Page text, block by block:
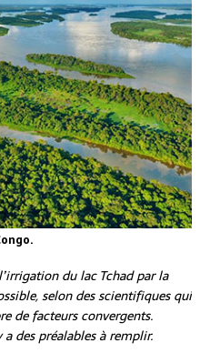
du lac Tchad par la
selon des scientifiques qui
de facteurs convergents.
des préalables à remplir.